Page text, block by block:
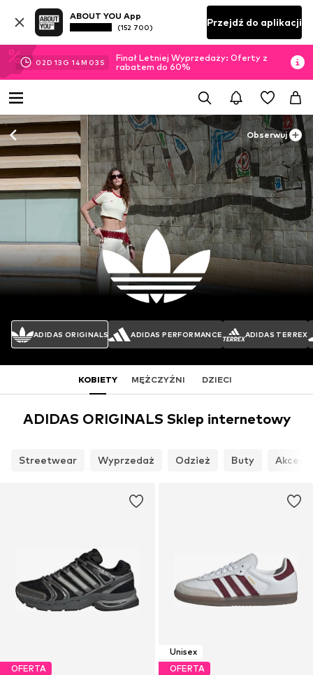
ABOUT YOU App
(152 700) Przejdź do aplikacji
02D 13 G 13M 56 S
Finał Letniej Wyprzedaży: Oferty z
rabatem do 60%
Obserwuj
ADIDAS ORIGINALS ADIDAS PERFORMANCE ADIDAS TERREX
KOBIETY MĘŻCZYŹNI DZIECI
ADIDAS ORIGINALS Sklep internetowy
Streetwear Wyprzedaż Odzież Buty
OFERTA
Unisex
OFERTA